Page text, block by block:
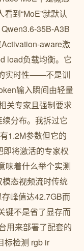
到“MoE”就默认
35B-A3B
aware激
load负载均衡。它
实时性——不是训
输入瞬间由轻量
关专家且强制要求
分布。我拆过它
1.2M参数但它的
将激活的专家权
味着什么举个实测
态视频流时传统
峰值达42.7GB而
键不是省了显存而
用来部署了配套的
标检测 rgb ir